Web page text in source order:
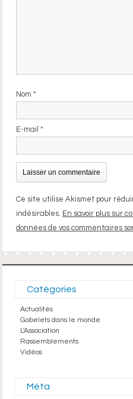
Nom*
E-mail*
Ce site utilise Akismet pour
indésirables. En savoir plus sur
données de vos commentaires
Catégories
Actualités
Gobelets dans le monde
L'Association
Rassemblements
Vidéos
Méta